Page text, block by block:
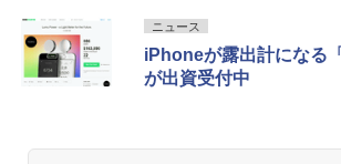
ニュース
iPhoneが露出計になる
が出資受付中